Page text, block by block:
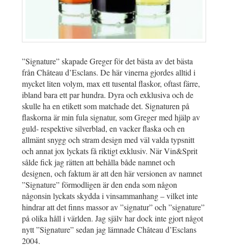
”Signature” skapade Greger för det bästa av det bästa
från Château d’Esclans. De här vinerna gjordes alltid i
mycket liten volym, max ett tusental flaskor, oftast färre,
ibland bara ett par hundra. Dyra och exklusiva och de
skulle ha en etikett som matchade det. Signaturen på
flaskorna är min fula signatur, som Greger med hjälp av
guld- respektive silverblad, en vacker flaska och en
allmänt snygg och stram design med väl valda typsnitt
och annat jox lyckats få riktigt exklusiv. När Vin&Sprit
sålde fick jag rätten att behålla både namnet och
designen, och faktum är att den här versionen av namnet
”Signature” förmodligen är den enda som någon
någonsin lyckats skydda i vinsammanhang – vilket inte
hindrar att det finns massor av ”signatur” och ”signature”
på olika håll i världen. Jag själv har dock inte gjort något
nytt ”Signature” sedan jag lämnade Château d’Esclans
2004.